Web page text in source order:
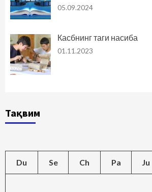
05.09.2024
Касбнинг таги насиба
01.11.2023
Тақвим
Du Se Ch Pa Ju